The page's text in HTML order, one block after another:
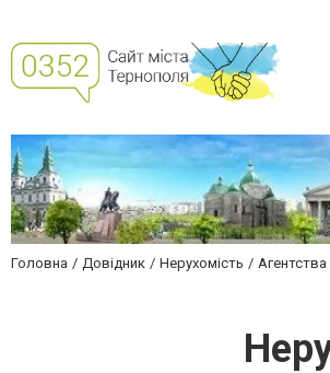
Головна Довідник Нерухомість Агентства